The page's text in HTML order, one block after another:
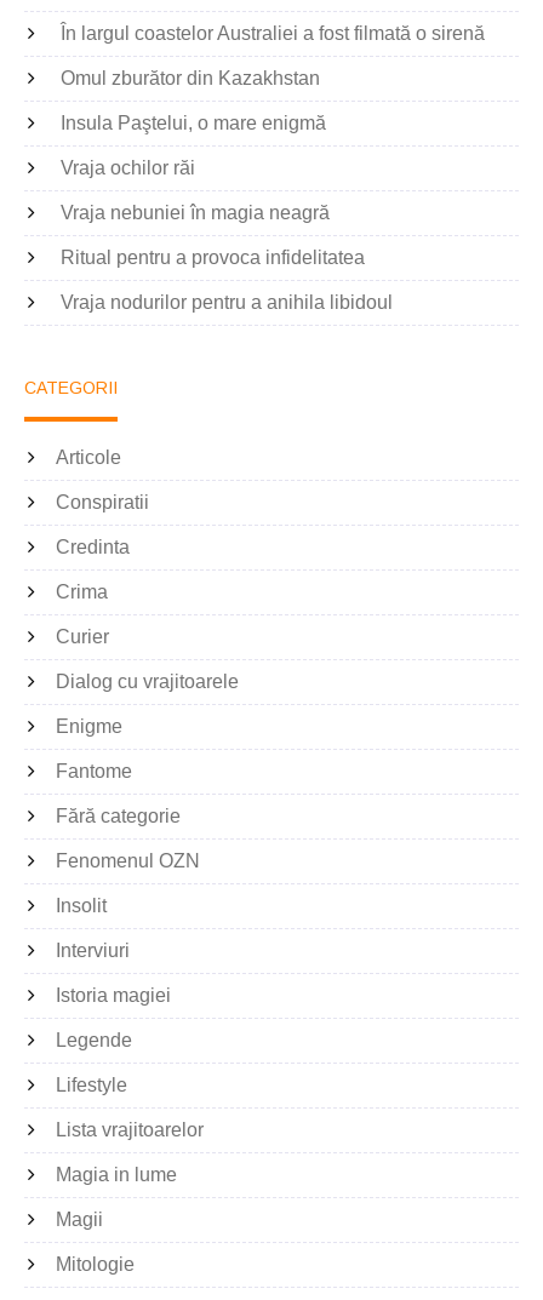
În largul coastelor Australiei a fost filmată o sirenă
Omul zburător din Kazakhstan
Insula Paştelui, o mare enigmă
Vraja ochilor răi
Vraja nebuniei în magia neagră
Ritual pentru a provoca infidelitatea
Vraja nodurilor pentru a anihila libidoul
CATEGORII
Articole
Conspiratii
Credinta
Crima
Curier
Dialog cu vrajitoarele
Enigme
Fantome
Fără categorie
Fenomenul OZN
Insolit
Interviuri
Istoria magiei
Legende
Lifestyle
Lista vrajitoarelor
Magia in lume
Magii
Mitologie